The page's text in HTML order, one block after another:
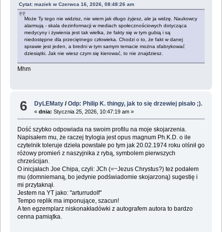
Cytat: maziek w Czerwca 16, 2026, 08:48:26 am
Może Ty tego nie widzisz, nie wiem jak długo żyjesz, ale ja widzę. Naukowcy
alarmują - skala dezinformacji w mediach społecznościowych dotycząca
medycyny i żywienia jest tak wielka, że fakty się w tym gubią i są
niedostępne dla przeciętnego człowieka. Chodzi o to, że fakt w danej
sprawie jest jeden, a bredni w tym samym temacie można sfabrykować
dziesiątki. Jak nie wiesz czym się kierować, to nie znajdziesz.
Mhm
6 DyLEMaty /Odp: Philip K. thingy, jak to się drzewiej pisało ;).
«dnia: Stycznia 25, 2026, 10:47:19 am »
Dość szybko odpowiada na swoim profilu na moje skojarzenia.
Napisałem mu, że raczej trylogia jest opus magnum Ph.K.D. o ile
czytelnik toleruje dzieła powstałe po tym jak 20.02.1974 roku olśnił go
różowy promień z naszyjnika z rybą, symbolem pierwszych
chrześcijan.
O inicjałach Joe Chipa, czyli: JCh (=~Jezus Chrystus?) też podałem
mu (domniemaną, bo jedynie podświadomie skojarzoną) sugestię i
mi przytaknął.
Jestem na YT jako: "arturrudolf"
Tempo replik ma imponujące, szacun!
A ten egzemplarz niskonakładówki z autografem autora to bardzo
cenna pamiątka.